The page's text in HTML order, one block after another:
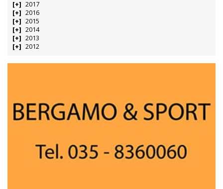
2017
2016
2015
2014
2013
2012